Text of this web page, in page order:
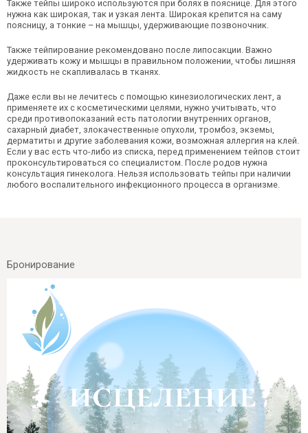
Также тейпы широко используются при болях в пояснице. Для этого
нужна как широкая, так и узкая лента. Широкая крепится на саму
поясницу, а тонкие – на мышцы, удерживающие позвоночник.
Также тейпирование рекомендовано после липосакции. Важно
удерживать кожу и мышцы в правильном положении, чтобы лишняя
жидкость не скапливалась в тканях.
Даже если вы не лечитесь с помощью кинезиологических лент, а
применяете их с косметическими целями, нужно учитывать, что
среди противопоказаний есть патологии внутренних органов,
сахарный диабет, злокачественные опухоли, тромбоз, экземы,
дерматиты и другие заболевания кожи, возможная аллергия на клей.
Если у вас есть что-либо из списка, перед применением тейпов стоит
проконсультироваться со специалистом. После родов нужна
консультация гинеколога. Нельзя использовать тейпы при наличии
любого воспалительного инфекционного процесса в организме.
Бронирование